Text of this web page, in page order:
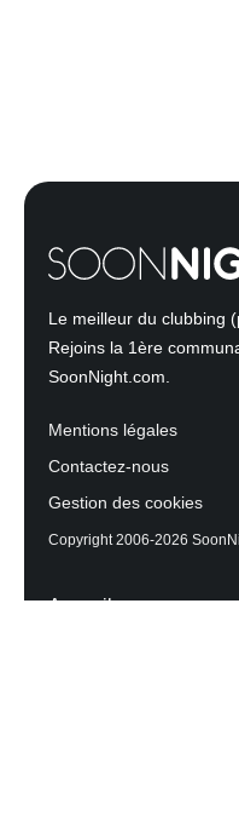
Le meilleur du clubbing
Rejoins la 1ère
SoonNight.com.
Mentions légales
Contactez-nous
Gestion des cookies
Copyright 2006-2026
Accueil